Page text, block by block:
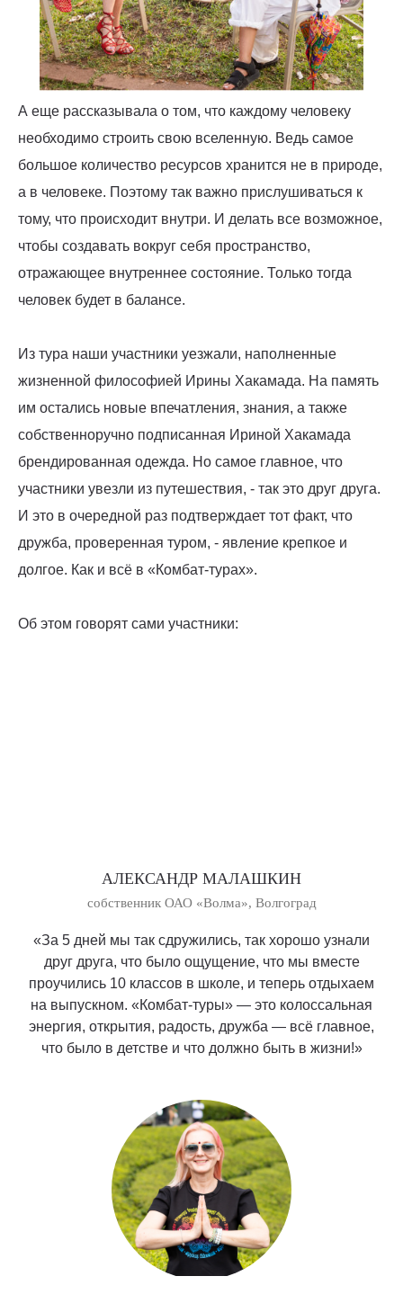
А еще рассказывала о том, что каждому человеку
необходимо строить свою вселенную. Ведь самое
большое количество ресурсов хранится не в природе,
а в человеке. Поэтому так важно прислушиваться к
тому, что происходит внутри. И делать все возможное,
чтобы создавать вокруг себя пространство,
отражающее внутреннее состояние. Только тогда
человек будет в балансе.
Из тура наши участники уезжали, наполненные
жизненной философией Ирины Хакамада. На память
им остались новые впечатления, знания, а также
собственноручно подписанная Ириной Хакамада
брендированная одежда. Но самое главное, что
участники увезли из путешествия, - так это друг друга.
И это в очередной раз подтверждает тот факт, что
дружба, проверенная туром, - явление крепкое и
долгое. Как и всё в «Комбат-турах».
Об этом говорят сами участники:
АЛЕКСАНДР МАЛАШКИН
собственник ОАО «Волма», Волгоград
«За 5 дней мы так сдружились, так хорошо узнали
друг друга, что было ощущение, что мы вместе
проучились 10 классов в школе, и теперь отдыхаем
на выпускном. «Комбат-туры» — это колоссальная
энергия, открытия, радость, дружба — всё главное,
что было в детстве и что должно быть в жизни!»